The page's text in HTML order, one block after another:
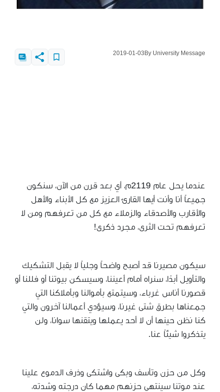
2019-01-03By University Message
عندما يحل عام 2119م، أي بعد قرن من الآن، سنكون
جميعاً أنا وأنت أيها القارئ العزيز مع كل الأبناء والأهل
والأقارب والأصدقاء والزملاء مع كل من تعرفهم ومن لا
تعرفهم تحت الثرى، مجرد ذكرى!
سيكون مصيرنا قد أصبح واضحاً وجلياً لا يقبل التشكيك
والتأويل أبدًا، سنراه أمام أعيننا، وسيسكن بيوتنا أو فللنا أو
قصورنا أناس غرباء، وسيتمتع بأموالنا وبأملاكنا التي
جمعناها بطرق شتى غيرنا، وسيؤدي أعمالنا آخرون والتي
كنا نظن حينها أن لا أحد يعملها ويتقنها سوانا، ولن
يتذكروا شيئاً عنا.
وكل من حزن وتأسف وبكى واشتكى وذرف الدموع علينا
عند موتنا سينتهي حزنهم مهما كان درجته وشدته،